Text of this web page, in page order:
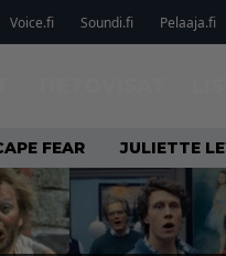
Voice.fi Soundi.fi Pelaaja.fi
FEAR JULIETTE